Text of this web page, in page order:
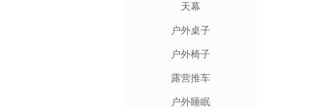
天幕
户外桌子
户外椅子
露营推车
户外睡眠